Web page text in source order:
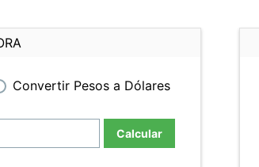
Convertir Pesos a Dólares
Calcular